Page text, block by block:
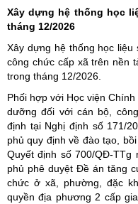
Xây dựng hệ thống học
tháng 12/2026
Xây dựng hệ thống học liệu
công chức cấp xã trên nền
trong tháng 12/2026.
Phối hợp với Học viện
dưỡng đối với cán bộ,
định tại Nghị định số 171/
phủ quy định về đào tạo,
Quyết định số 700/QĐ-TTg
phủ phê duyệt Đề án tăng
chức ở xã, phường, đặc
quyền địa phương 2 cấp